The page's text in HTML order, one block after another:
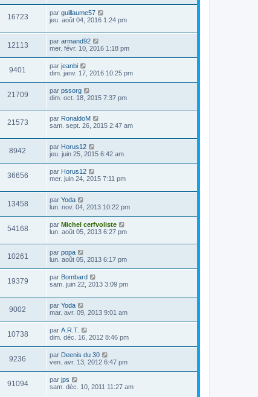
16723 par guillaume57
jeu. août 04, 2016 1:24 pm
12113 par armand92
mer. févr. 10, 2016 1:18 pm
9401 par jeanbi
dim. janv. 17, 2016 10:25 pm
21709 par pssorg
dim. oct. 18, 2015 7:37 pm
21573 par RonaldoM
sam. sept. 26, 2015 2:47 am
8942 par Horus12
jeu. juin 25, 2015 6:42 am
36656 par Horus12
mer. juin 24, 2015 7:11 pm
13458 par Yoda
lun. nov. 04, 2013 10:22 pm
54168 par Michel cerfvoliste
lun. août 05, 2013 6:27 pm
10261 par popa
lun. août 05, 2013 6:17 pm
19379 par Bombard
sam. juin 22, 2013 3:09 pm
9002 par Yoda
mar. avr. 09, 2013 9:01 am
10738 par A.R.T.
dim. déc. 16, 2012 8:46 pm
9236 par Deenis du 30
ven. avr. 13, 2012 6:47 pm
91094 par jps
sam. déc. 10, 2011 11:27 am